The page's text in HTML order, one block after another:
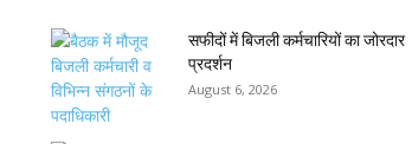
सफीदों में बिजली कर्मचारियों का जोरदार
प्रदर्शन
August 6, 2026